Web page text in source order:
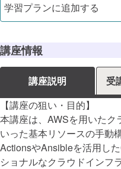
学習プランに追加する
講座情報
講座説明
【講座の狙い・目的】
本講座は、AWSを用いた
いった基本リソースの手動
ActionsやAnsibleを活用し
ショナルなクラウドインフ
受